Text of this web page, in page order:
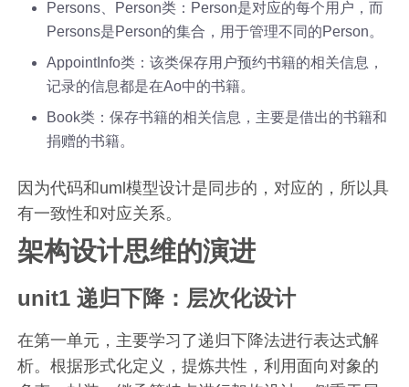
Persons、Person类：Person是对应的每个用户，而
Persons是Person的集合，用于管理不同的Person。
AppointInfo类：该类保存用户预约书籍的相关信息，
记录的信息都是在Ao中的书籍。
Book类：保存书籍的相关信息，主要是借出的书籍和
捐赠的书籍。
因为代码和uml模型设计是同步的，对应的，所以具
有一致性和对应关系。
架构设计思维的演进
unit1 递归下降：层次化设计
在第一单元，主要学习了递归下降法进行表达式解
析。根据形式化定义，提炼共性，利用面向对象的